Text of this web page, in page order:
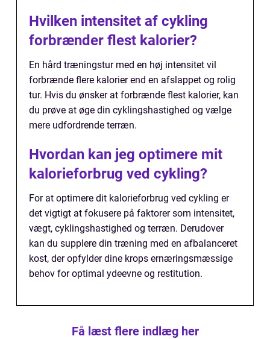
Hvilken intensitet af cykling
forbrænder flest kalorier?
En hård træningstur med en høj intensitet vil
forbrænde flere kalorier end en afslappet og rolig
tur. Hvis du ønsker at forbrænde flest kalorier, kan
du prøve at øge din cyklingshastighed og vælge
mere udfordrende terræn.
Hvordan kan jeg optimere mit
kalorieforbrug ved cykling?
For at optimere dit kalorieforbrug ved cykling er
det vigtigt at fokusere på faktorer som intensitet,
vægt, cyklingshastighed og terræn. Derudover
kan du supplere din træning med en afbalanceret
kost, der opfylder dine krops ernæringsmæssige
behov for optimal ydeevne og restitution.
Få læst flere indlæg her